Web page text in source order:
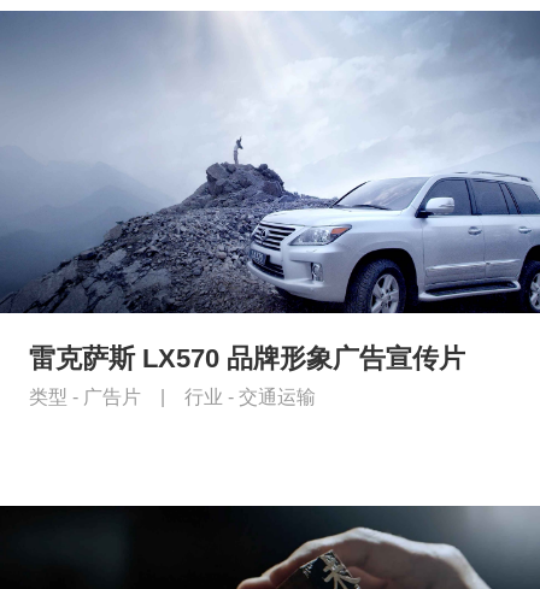
雷克萨斯 LX570 品牌形象广告宣传片
类型 - 广告片 行业 - 交通运输